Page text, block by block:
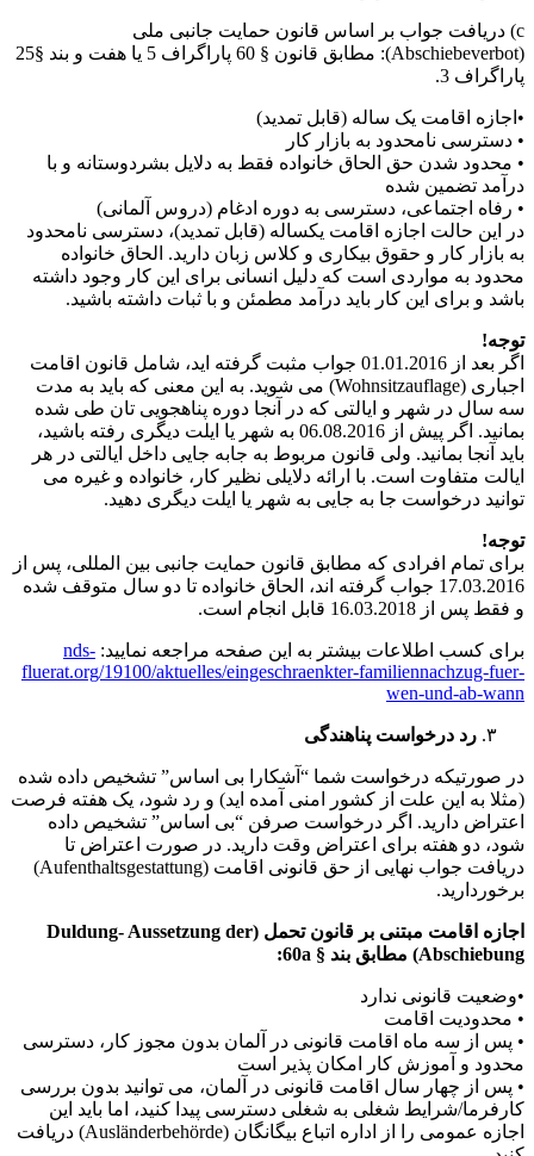
c) دریافت جواب بر اساس قانون حمایت جانبی ملی
(Abschiebeverbot): مطابق قانون § 60 پاراگراف 5 یا هفت و بند §25
پاراگراف 3.
•اجازه اقامت یک ساله (قابل تمدید)
• دسترسی نامحدود به بازار کار
• محدود شدن حق الحاق خانواده فقط به دلایل بشردوستانه و با
درآمد تضمین شده
• رفاه اجتماعی، دسترسی به دوره ادغام (دروس آلمانی)
در این حالت اجازه اقامت یکساله (قابل تمدید)، دسترسی نامحدود
به بازار کار و حقوق بیکاری و کلاس زبان دارید. الحاق خانواده
محدود به مواردی است که دلیل انسانی برای این کار وجود داشته
باشد و برای این کار باید درآمد مطمئن و با ثبات داشته باشید.
توجه!
اگر بعد از 01.01.2016 جواب مثبت گرفته اید، شامل قانون اقامت
اجباری (Wohnsitzauflage) می شوید. به این معنی که باید به مدت
سه سال در شهر و ایالتی که در آنجا دوره پناهجویی تان طی شده
بمانید. اگر پیش از 06.08.2016 به شهر یا ایلت دیگری رفته باشید،
باید آنجا بمانید. ولی قانون مربوط به جابه جایی داخل ایالتی در هر
ایالت متفاوت است. با ارائه دلایلی نظیر کار، خانواده و غیره می
توانید درخواست جا به جایی به شهر یا ایلت دیگری دهید.
توجه!
برای تمام افرادی که مطابق قانون حمایت جانبی بین المللی، پس از
17.03.2016 جواب گرفته اند، الحاق خانواده تا دو سال متوقف شده
و فقط پس از 16.03.2018 قابل انجام است.
برای کسب اطلاعات بیشتر به این صفحه مراجعه نمایید: nds-
fluerat.org/19100/aktuelles/eingeschraenkter-familiennachzug-fuer-
wen-und-ab-wann
رد درخواست پناهندگی
در صورتیکه درخواست شما “آشکارا بی اساس” تشخیص داده شده
(مثلا به این علت از کشور امنی آمده اید) و رد شود، یک هفته فرصت
اعتراض دارید. اگر درخواست صرفن “بی اساس” تشخیص داده
شود، دو هفته برای اعتراض وقت دارید. در صورت اعتراض تا
دریافت جواب نهایی از حق قانونی اقامت (Aufenthaltsgestattung)
برخوردارید.
اجازه اقامت مبتنی بر قانون تحمل (Duldung- Aussetzung der
Abschiebung) مطابق بند § 60a:
•وضعیت قانونی ندارد
• محدودیت اقامت
• پس از سه ماه اقامت قانونی در آلمان بدون مجوز کار، دسترسی
محدود و آموزش کار امکان پذیر است
• پس از چهار سال اقامت قانونی در آلمان، می توانید بدون بررسی
کارفرما/شرایط شغلی به شغلی دسترسی پیدا کنید، اما باید این
اجازه عمومی را از اداره اتباع بیگانگان (Ausländerbehörde) دریافت